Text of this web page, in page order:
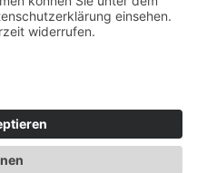
zzgl.
wenn nicht